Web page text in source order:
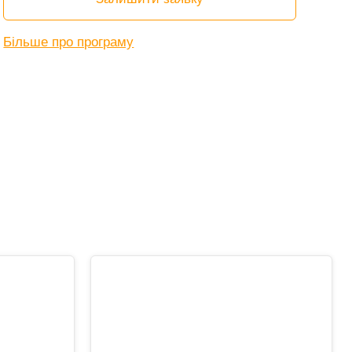
Більше про програму